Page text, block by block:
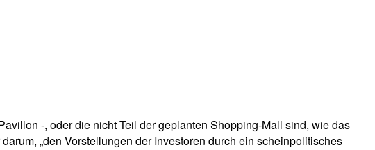
-, oder die nicht Teil der geplanten Shopping-Mall sind, wie das
„den Vorstellungen der Investoren durch ein scheinpolitisches